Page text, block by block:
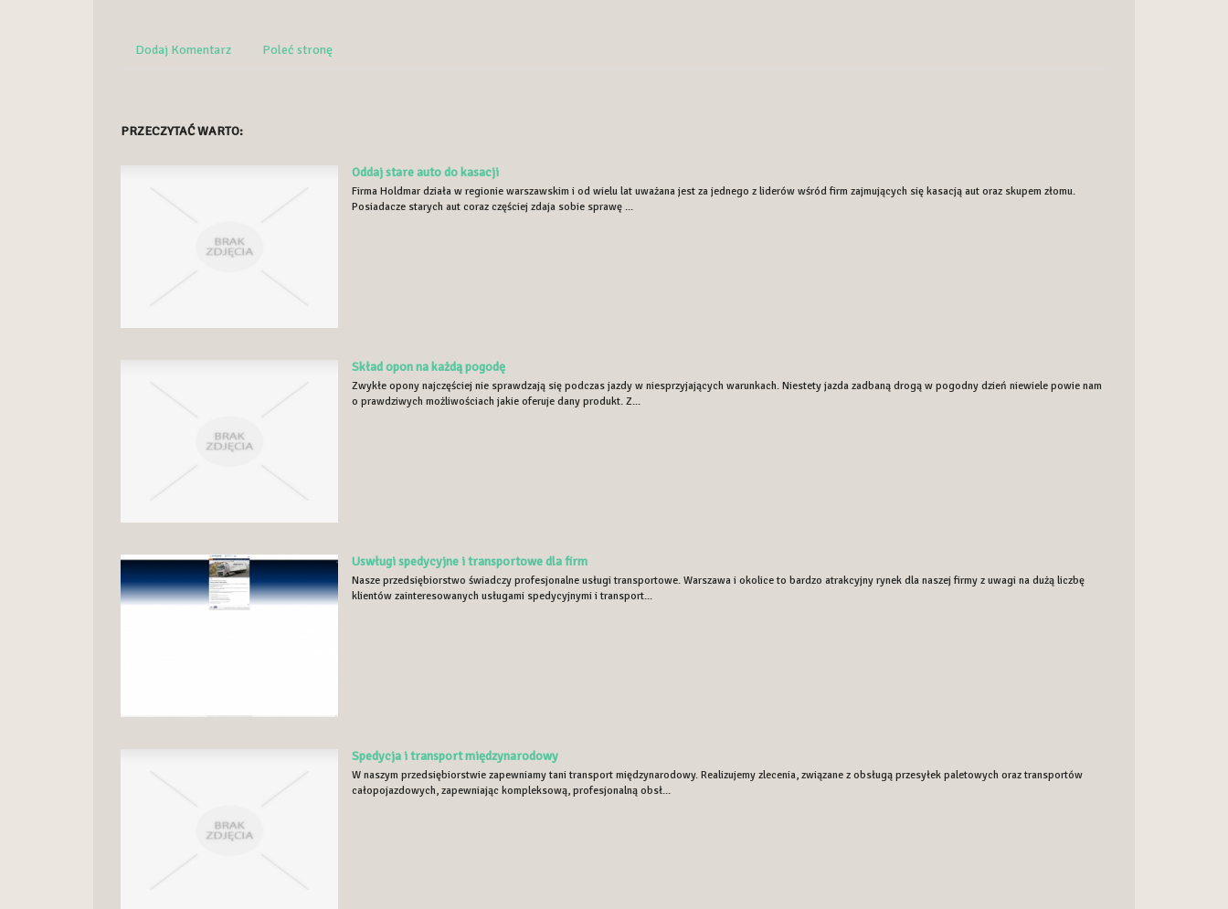
Dodaj Komentarz Poleć stronę
PRZECZYTAĆ WARTO:
Oddaj stare auto do kasacji
Firma Holdmar działa w regionie warszawskim i od wielu lat uważana jest za jednego z liderów wśród firm zajmujących się kasacją aut oraz skupem złomu.
Posiadacze starych aut coraz częściej zdaja sobie sprawę ...
Skład opon na każdą pogodę
Zwykłe opony najczęściej nie sprawdzają się podczas jazdy w niesprzyjających warunkach. Niestety jazda zadbaną drogą w pogodny dzień niewiele powie nam
o prawdziwych możliwościach jakie oferuje dany produkt. Z...
Uswługi spedycyjne i transportowe dla firm
Nasze przedsiębiorstwo świadczy profesjonalne usługi transportowe. Warszawa i okolice to bardzo atrakcyjny rynek dla naszej firmy z uwagi na dużą liczbę
klientów zainteresowanych usługami spedycyjnymi i transport...
Spedycja i transport międzynarodowy
W naszym przedsiębiorstwie zapewniamy tani transport międzynarodowy. Realizujemy zlecenia, związane z obsługą przesyłek paletowych oraz transportów
całopojazdowych, zapewniając kompleksową, profesjonalną obsł...